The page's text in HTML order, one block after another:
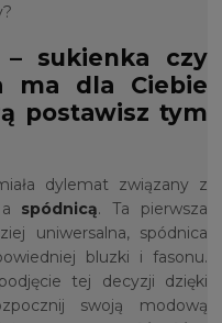
sukienka czy
ma dla Ciebie
postawisz tym
dylemat związany z
a spódnicą. Ta pierwsza
uniwersalna, spódnica
bluzki i fasonu.
tej decyzji dzięki
swoją modową